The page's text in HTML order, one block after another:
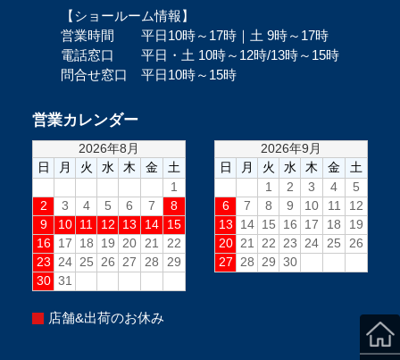
【ショールーム情報】
営業時間 平日10時～17時｜土 9時～17時
電話窓口 平日・土 10時～12時/13時～15時
問合せ窓口 平日10時～15時
営業カレンダー
店舗&出荷のお休み